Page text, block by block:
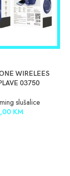
WIRELEES
03750
slušalice
KM